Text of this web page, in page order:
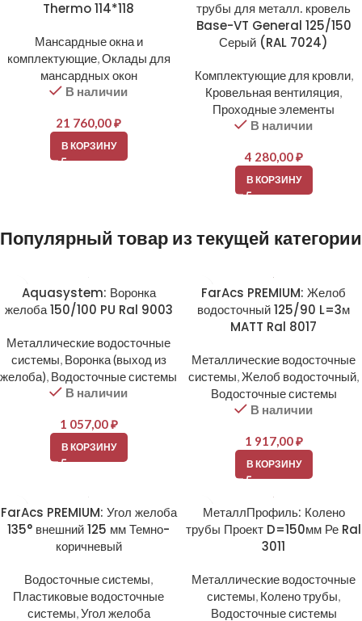
Thermo 114*118
Мансардные окна и
комплектующие,Оклады для
мансардных окон
В наличии
21 760,00₽
В КОРЗИНУ
трубы для металл. кровель
Base-VT General 125/150
Серый (RAL 7024)
Комплектующие для кровли,
Кровельная вентиляция,
Проходные элементы
В наличии
4 280,00₽
В КОРЗИНУ
Популярный товар из текущей категории
Aquasystem: Воронка
желоба 150/100 PU Ral 9003
Металлические водосточные
системы, Воронка (выход из
желоба), Водосточные системы
В наличии
1 057,00₽
В КОРЗИНУ
FarAcs PREMIUM: Желоб
водосточный 125/90 L=3м
MATT Ral 8017
Металлические водосточные
системы,Желоб водосточный,
Водосточные системы
В наличии
1 917,00₽
В КОРЗИНУ
FarAcs PREMIUM: Угол желоба
135° внешний 125 мм Темно-
коричневый
Водосточные системы,
Пластиковые водосточные
системы,Угол желоба
МеталлПрофиль: Колено
трубы Проект D=150мм Ре Ral
3011
Металлические водосточные
системы, Колено трубы,
Водосточные системы